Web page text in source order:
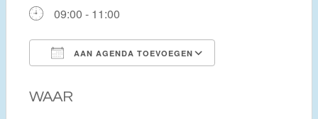
09:00 - 11:00
AAN AGENDA TOEVOEGEN
WAAR